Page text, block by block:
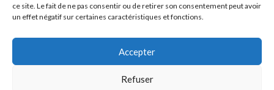
ce site. Le fait de ne pas consentir ou de retirer son consentement peut avoir
un effet négatif sur certaines caractéristiques et fonctions.
Accepter
Refuser